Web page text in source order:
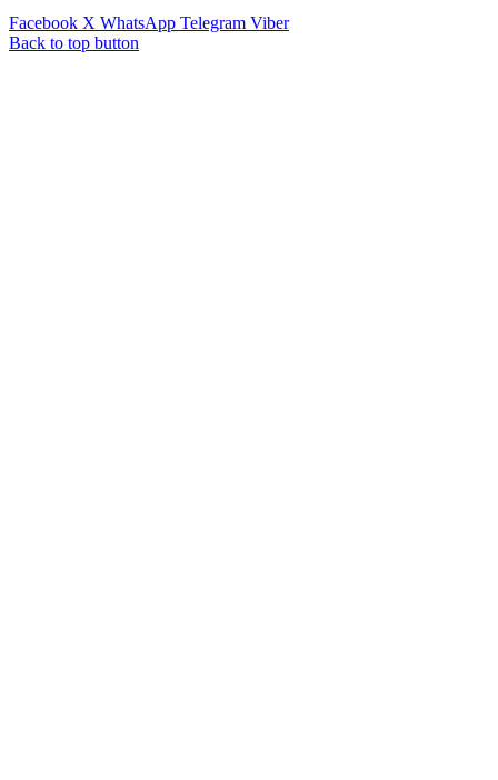
Facebook X WhatsApp Telegram Viber
Back to top button